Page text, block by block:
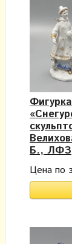
Фигурка
Б.,
Цена по